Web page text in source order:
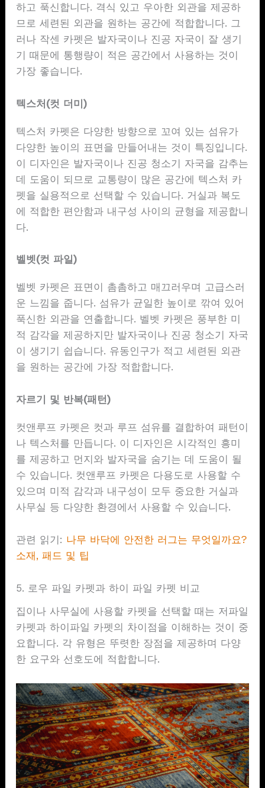
하고 푹신합니다. 격식 있고 우아한 외관을 제공하
므로 세련된 외관을 원하는 공간에 적합합니다. 그
러나 작센 카펫은 발자국이나 진공 자국이 잘 생기
기 때문에 통행량이 적은 공간에서 사용하는 것이
가장 좋습니다.
텍스처(컷 더미)
텍스처 카펫은 다양한 방향으로 꼬여 있는 섬유가
다양한 높이의 표면을 만들어내는 것이 특징입니다.
이 디자인은 발자국이나 진공 청소기 자국을 감추는
데 도움이 되므로 교통량이 많은 공간에 텍스처 카
펫을 실용적으로 선택할 수 있습니다. 거실과 복도
에 적합한 편안함과 내구성 사이의 균형을 제공합니
다.
벨벳(컷 파일)
벨벳 카펫은 표면이 촘촘하고 매끄러우며 고급스러
운 느낌을 줍니다. 섬유가 균일한 높이로 깎여 있어
푹신한 외관을 연출합니다. 벨벳 카펫은 풍부한 미
적 감각을 제공하지만 발자국이나 진공 청소기 자국
이 생기기 쉽습니다. 유동인구가 적고 세련된 외관
을 원하는 공간에 가장 적합합니다.
자르기 및 반복(패턴)
컷앤루프 카펫은 컷과 루프 섬유를 결합하여 패턴이
나 텍스처를 만듭니다. 이 디자인은 시각적인 흥미
를 제공하고 먼지와 발자국을 숨기는 데 도움이 될
수 있습니다. 컷앤루프 카펫은 다용도로 사용할 수
있으며 미적 감각과 내구성이 모두 중요한 거실과
사무실 등 다양한 환경에서 사용할 수 있습니다.
관련 읽기: 나무 바닥에 안전한 러그는 무엇일까요?
소재, 패드 및 팁
5. 로우 파일 카펫과 하이 파일 카펫 비교
집이나 사무실에 사용할 카펫을 선택할 때는 저파일
카펫과 하이파일 카펫의 차이점을 이해하는 것이 중
요합니다. 각 유형은 뚜렷한 장점을 제공하며 다양
한 요구와 선호도에 적합합니다.